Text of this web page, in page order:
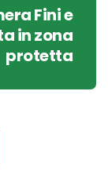
Fini e
in zona
protetta